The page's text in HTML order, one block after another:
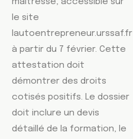
le site
lautoentrepreneur.urssaf.fr
à partir du 7 février. Cette
attestation doit
démontrer des droits
cotisés positifs. Le dossier
doit inclure un devis
détaillé de la formation, le